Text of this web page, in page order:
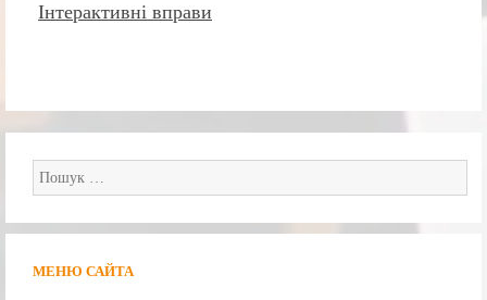
Інтерактивні вправи
Пошук:
МЕНЮ САЙТА